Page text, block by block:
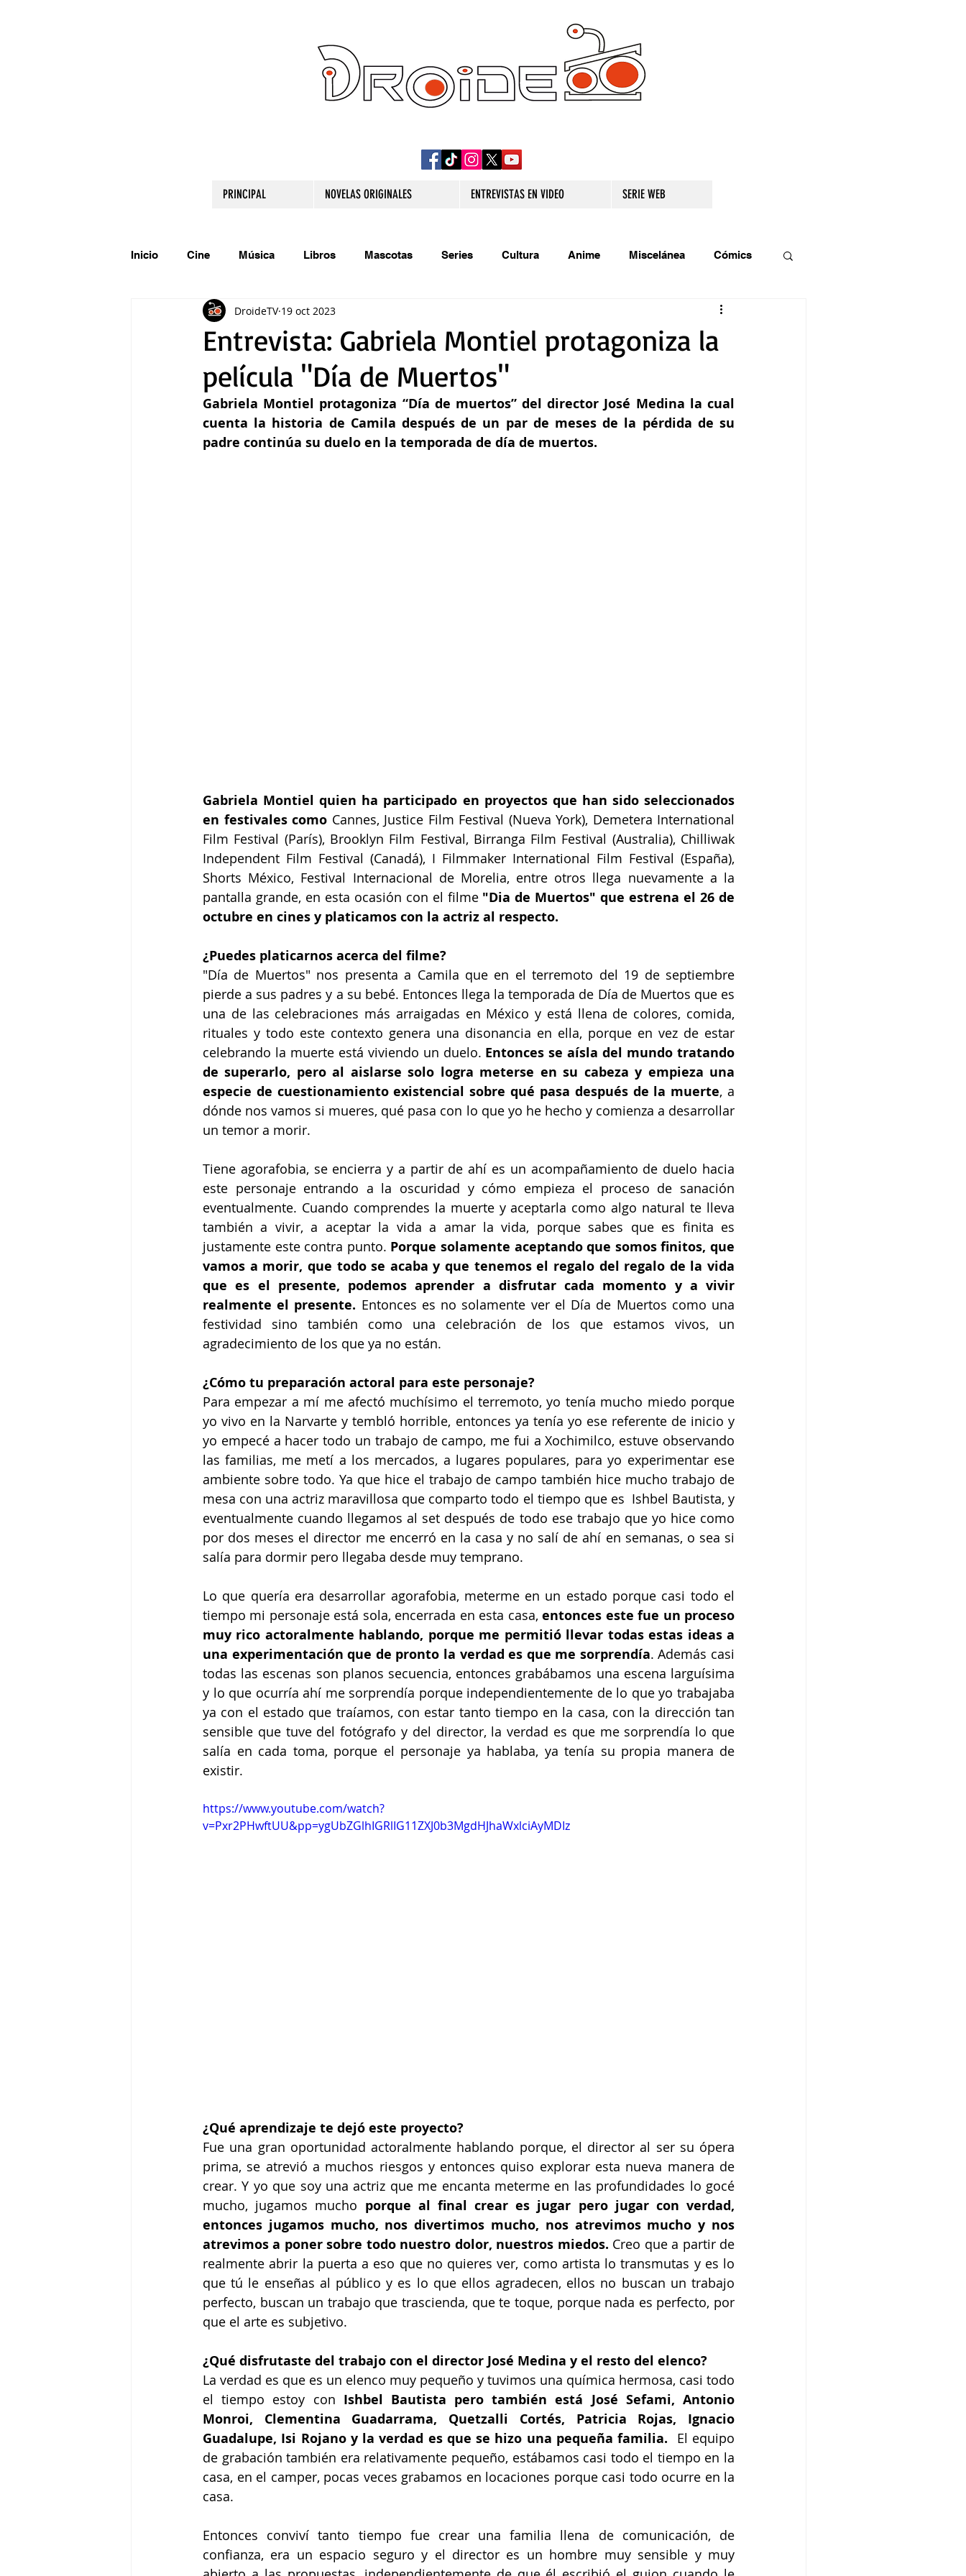
PRINCIPAL NOVELAS ORIGINALES ENTREVISTAS EN VIDEO SERIE WEB
Inicio Cine Música Libros Mascotas Series Cultura Anime Miscelánea Cómics
Comparte tu talento Relatos originales
Gastronomía Tecnología
Entrevista: Gabriela Montiel protagoniza la
película "Día de Muertos"
DroideTV 19 oct 2023
Gabriela Montiel protagoniza “Día de muertos” del director José Medina la cual
cuenta la historia de Camila después de un par de meses de la pérdida de su
padre continúa su duelo en la temporada de día de muertos.
Gabriela Montiel quien ha participado en proyectos que han sido seleccionados
en festivales como Cannes, Justice Film Festival (Nueva York), Demetera International
Film Festival (París), Brooklyn Film Festival, Birranga Film Festival (Australia), Chilliwak
Independent Film Festival (Canadá), I Filmmaker International Film Festival (España),
Shorts México, Festival Internacional de Morelia, entre otros llega nuevamente a la
pantalla grande, en esta ocasión con el filme "Dia de Muertos" que estrena el 26 de
octubre en cines y platicamos con la actriz al respecto.
¿Puedes platicarnos acerca del filme?
"Día de Muertos" nos presenta a Camila que en el terremoto del 19 de septiembre
pierde a sus padres y a su bebé. Entonces llega la temporada de Día de Muertos que es
una de las celebraciones más arraigadas en México y está llena de colores, comida,
rituales y todo este contexto genera una disonancia en ella, porque en vez de estar
celebrando la muerte está viviendo un duelo. Entonces se aísla del mundo tratando
de superarlo, pero al aislarse solo logra meterse en su cabeza y empieza una
especie de cuestionamiento existencial sobre qué pasa después de la muerte, a
dónde nos vamos si mueres, qué pasa con lo que yo he hecho y comienza a desarrollar
un temor a morir.
Tiene agorafobia, se encierra y a partir de ahí es un acompañamiento de duelo hacia
este personaje entrando a la oscuridad y cómo empieza el proceso de sanación
eventualmente. Cuando comprendes la muerte y aceptarla como algo natural te lleva
también a vivir, a aceptar la vida a amar la vida, porque sabes que es finita es
justamente este contra punto. Porque solamente aceptando que somos finitos, que
vamos a morir, que todo se acaba y que tenemos el regalo del regalo de la vida
que es el presente, podemos aprender a disfrutar cada momento y a vivir
realmente el presente. Entonces es no solamente ver el Día de Muertos como una
festividad sino también como una celebración de los que estamos vivos, un
agradecimiento de los que ya no están.
¿Cómo tu preparación actoral para este personaje?
Para empezar a mí me afectó muchísimo el terremoto, yo tenía mucho miedo porque
yo vivo en la Narvarte y tembló horrible, entonces ya tenía yo ese referente de inicio y
yo empecé a hacer todo un trabajo de campo, me fui a Xochimilco, estuve observando
las familias, me metí a los mercados, a lugares populares, para yo experimentar ese
ambiente sobre todo. Ya que hice el trabajo de campo también hice mucho trabajo de
mesa con una actriz maravillosa que comparto todo el tiempo que es Ishbel Bautista, y
eventualmente cuando llegamos al set después de todo ese trabajo que yo hice como
por dos meses el director me encerró en la casa y no salí de ahí en semanas, o sea si
salía para dormir pero llegaba desde muy temprano.
Lo que quería era desarrollar agorafobia, meterme en un estado porque casi todo el
tiempo mi personaje está sola, encerrada en esta casa, entonces este fue un proceso
muy rico actoralmente hablando, porque me permitió llevar todas estas ideas a
una experimentación que de pronto la verdad es que me sorprendía. Además casi
todas las escenas son planos secuencia, entonces grabábamos una escena larguísima
y lo que ocurría ahí me sorprendía porque independientemente de lo que yo trabajaba
ya con el estado que traíamos, con estar tanto tiempo en la casa, con la dirección tan
sensible que tuve del fotógrafo y del director, la verdad es que me sorprendía lo que
salía en cada toma, porque el personaje ya hablaba, ya tenía su propia manera de
existir.
https://www.youtube.com/watch?
v=Pxr2PHwftUU&pp=ygUbZGlhIGRlIG11ZXJ0b3MgdHJhaWxlciAyMDIz
¿Qué aprendizaje te dejó este proyecto?
Fue una gran oportunidad actoralmente hablando porque, el director al ser su ópera
prima, se atrevió a muchos riesgos y entonces quiso explorar esta nueva manera de
crear. Y yo que soy una actriz que me encanta meterme en las profundidades lo gocé
mucho, jugamos mucho porque al final crear es jugar pero jugar con verdad,
entonces jugamos mucho, nos divertimos mucho, nos atrevimos mucho y nos
atrevimos a poner sobre todo nuestro dolor, nuestros miedos. Creo que a partir de
realmente abrir la puerta a eso que no quieres ver, como artista lo transmutas y es lo
que tú le enseñas al público y es lo que ellos agradecen, ellos no buscan un trabajo
perfecto, buscan un trabajo que trascienda, que te toque, porque nada es perfecto, por
que el arte es subjetivo.
¿Qué disfrutaste del trabajo con el director José Medina y el resto del elenco?
La verdad es que es un elenco muy pequeño y tuvimos una química hermosa, casi todo
el tiempo estoy con Ishbel Bautista pero también está José Sefami, Antonio
Monroi, Clementina Guadarrama, Quetzalli Cortés, Patricia Rojas, Ignacio
Guadalupe, Isi Rojano y la verdad es que se hizo una pequeña familia. El equipo
de grabación también era relativamente pequeño, estábamos casi todo el tiempo en la
casa, en el camper, pocas veces grabamos en locaciones porque casi todo ocurre en la
casa.
Entonces conviví tanto tiempo fue crear una familia llena de comunicación, de
confianza, era un espacio seguro y el director es un hombre muy sensible y muy